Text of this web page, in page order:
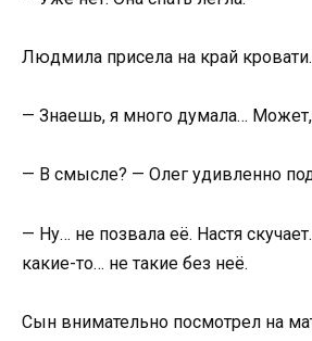
Людмила присела на край кровати.
— Знаешь, я много думала… Может,
— В смысле? — Олег удивленно
— Ну… не позвала её. Настя
какие-то… не такие без неё.
Сын внимательно посмотрел на